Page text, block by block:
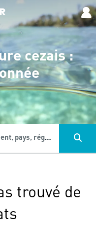
cezais :
Rechercher une destination (continent, pays, région...), une activité...
trouvé de